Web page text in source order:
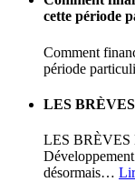
cette période
Comment
période
LES
LES BRÈVES
désormais…